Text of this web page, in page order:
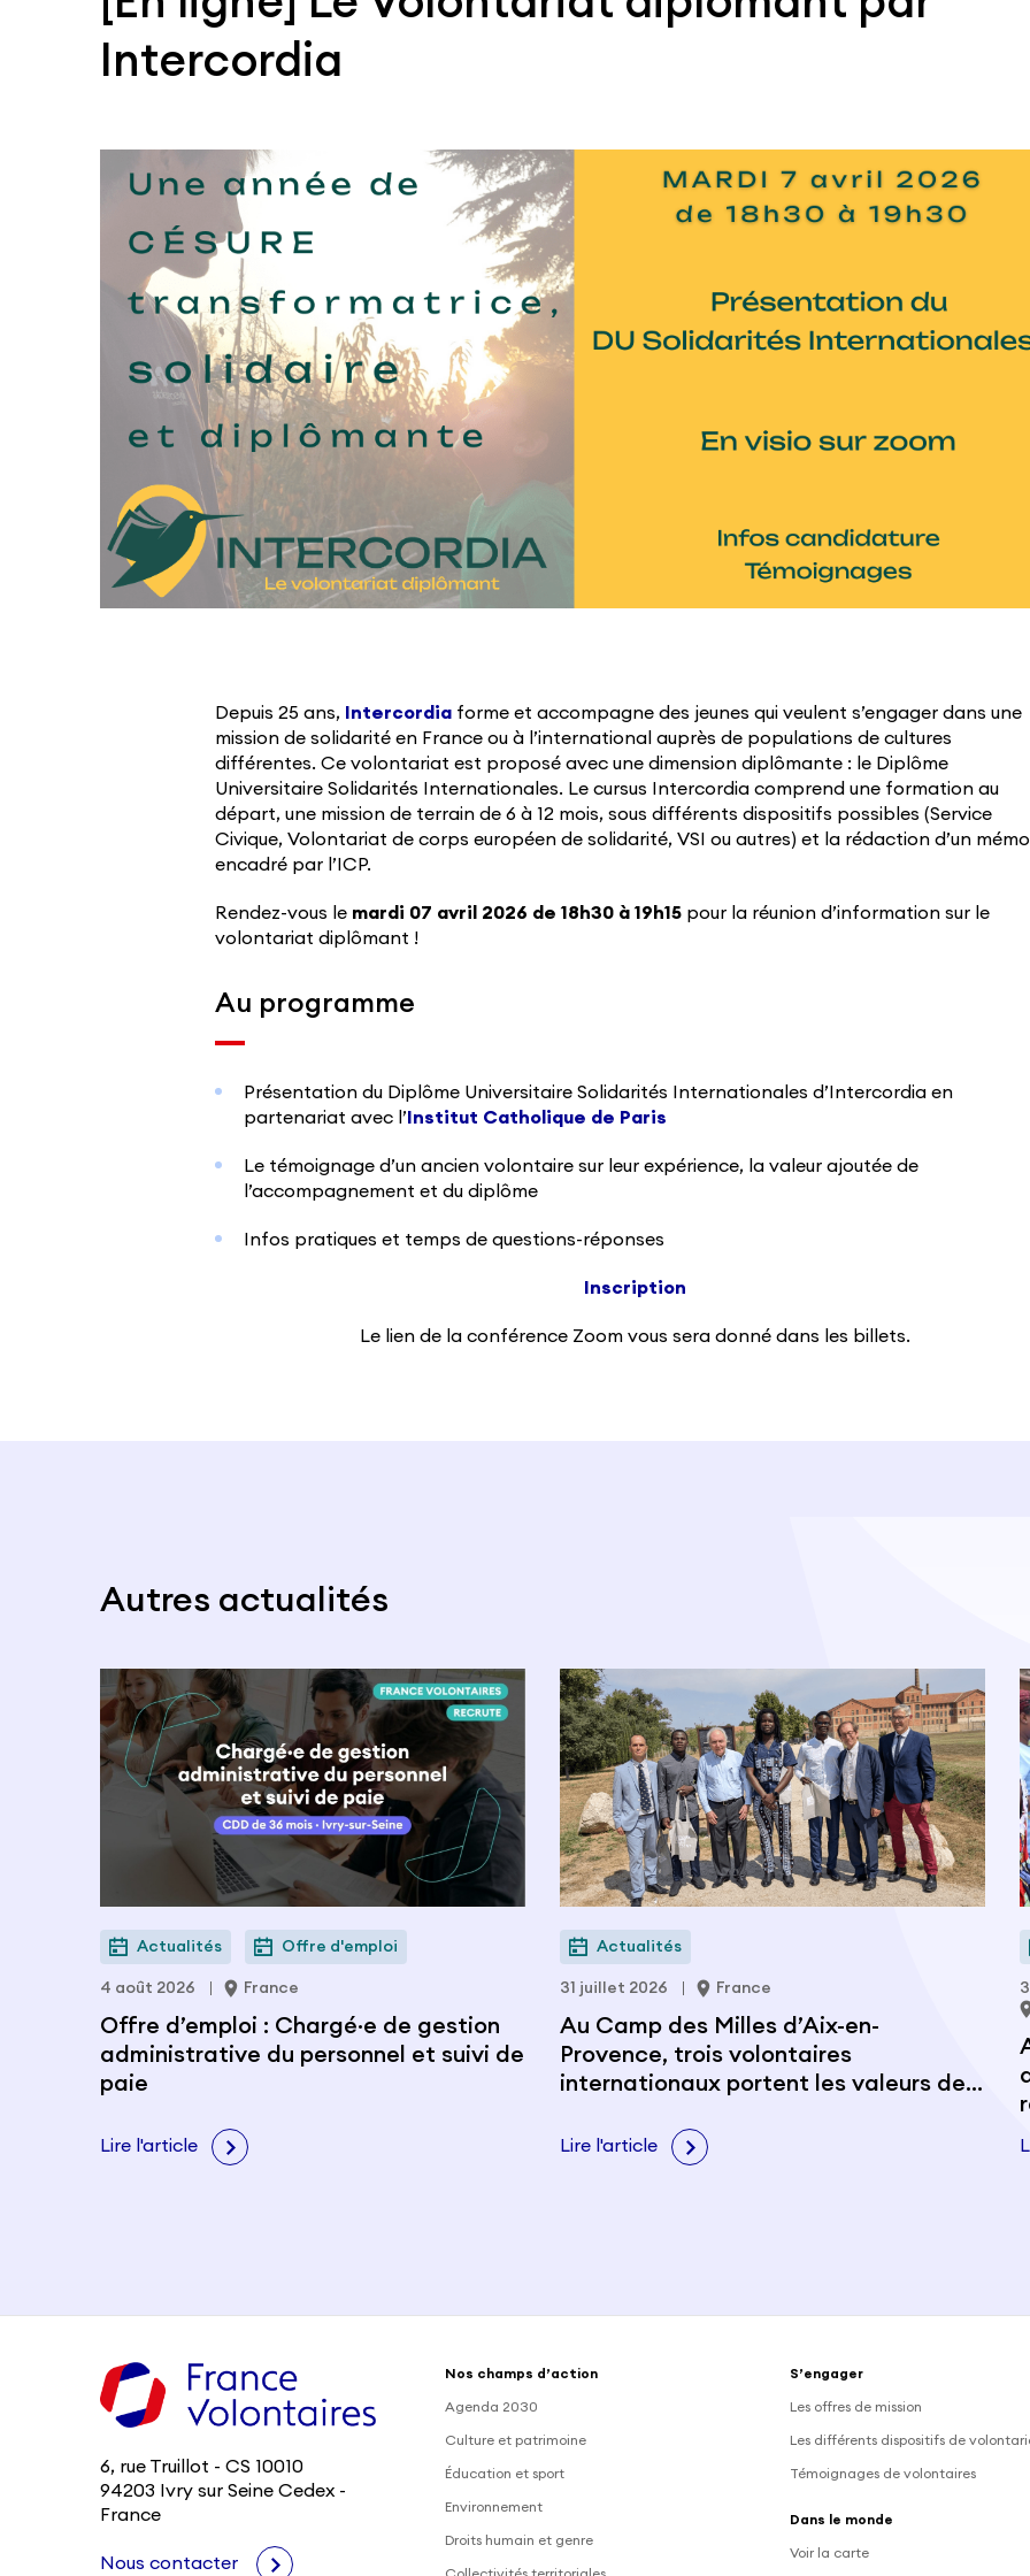
Intercordia
Depuis 25 ans, Intercordia forme et accompagne des jeunes qui veulent s’engager dans une
mission de solidarité en France ou à l’international auprès de populations de cultures
différentes. Ce volontariat est proposé avec une dimension diplômante : le Diplôme
Universitaire Solidarités Internationales. Le cursus Intercordia comprend une formation au
départ, une mission de terrain de 6 à 12 mois, sous différents dispositifs possibles (Service
Civique, Volontariat de corps européen de solidarité, VSI ou autres) et la rédaction d’un
encadré par l’ICP.
Rendez-vous le mardi 07 avril 2026 de 18h30 à 19h15 pour la réunion d’information sur le
volontariat diplômant !
Au programme
Présentation du Diplôme Universitaire Solidarités Internationales d’Intercordia en
partenariat avec l’ Institut Catholique de Paris
Le témoignage d’un ancien volontaire sur leur expérience, la valeur ajoutée de
l’accompagnement et du diplôme
Infos pratiques et temps de questions-réponses
Inscription
Le lien de la conférence Zoom vous sera donné dans les billets.
Autres actualités
Actualités Offre d'emploi
4 août 2026 France
Offre d’emploi : Chargé·e de gestion
administrative du personnel et suivi de
paie
Lire l'article
Actualités
31 juillet 2026 France
Au Camp des Milles d’Aix-en-
Provence, trois volontaires
internationaux portent les valeurs de
Lire l'article
6, rue Truillot - CS 10010
94203 Ivry sur Seine Cedex -
France
Nous contacter
Nos champs d’action
Agenda 2030
Culture et patrimoine
Éducation et sport
Environnement
Droits humain et genre
S’engager
Les offres de mission
Les différents dispositifs de
Témoignages de volontaires
Dans le monde
Voir la carte